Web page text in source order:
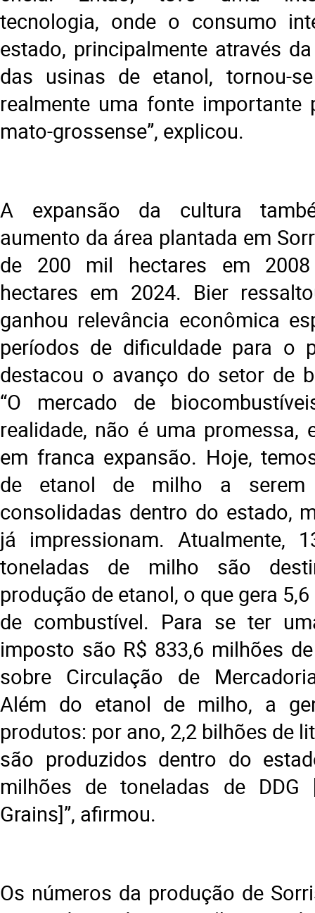
tecnologia, onde o consumo
estado, principalmente através
das usinas de etanol, tornou-
realmente uma fonte importante
mato-grossense”, explicou.
A expansão da cultura
aumento da área plantada em
de 200 mil hectares em
hectares em 2024. Bier
ganhou relevância econômica
períodos de dificuldade para o
destacou o avanço do setor de
“O mercado de
realidade, não é uma promessa,
em franca expansão. Hoje,
de etanol de milho a serem
consolidadas dentro do estado,
já impressionam. Atualmente,
toneladas de milho são
produção de etanol, o que gera
de combustível. Para se ter
imposto são R$ 833,6 milhões
sobre Circulação de
Além do etanol de milho, a
produtos: por ano, 2,2 bilhões de
são produzidos dentro do
milhões de toneladas de DDG
Grains]”, afirmou.
Os números da produção de